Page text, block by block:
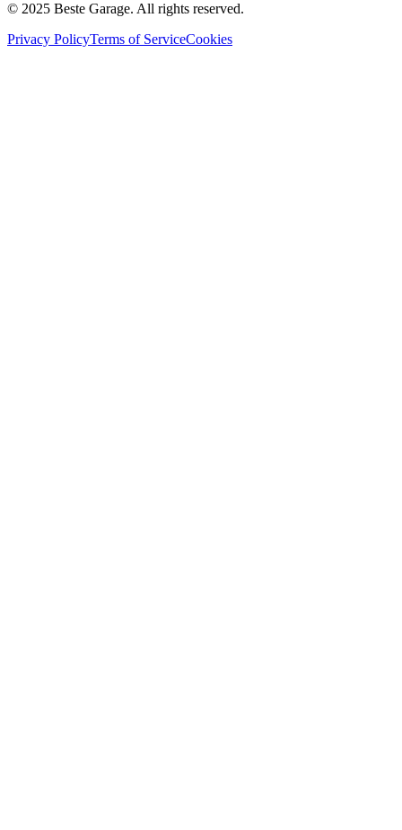
© 2025 Beste Garage. All rights reserved.
Privacy PolicyTerms of ServiceCookies